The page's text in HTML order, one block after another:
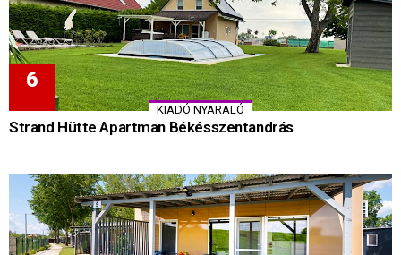
KIADÓ NYARALÓ
Strand Hütte Apartman Békésszentandrás